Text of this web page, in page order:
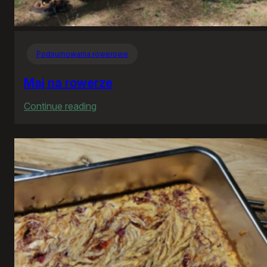
Podsumowania rowerowe
Maj na rowerze
Continue reading
na
rowerze